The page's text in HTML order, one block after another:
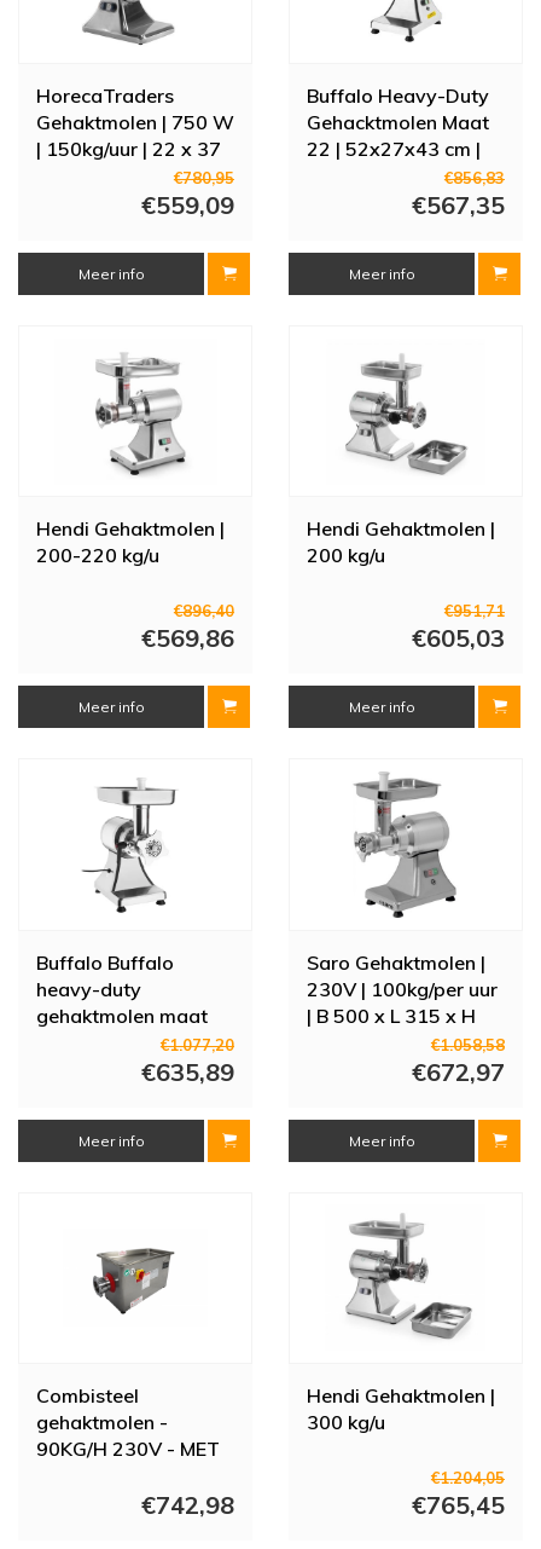
HorecaTraders
Gehaktmolen | 750 W
| 150kg/uur | 22 x 37
€780,95
€559,09
Meer info
Buffalo Heavy-Duty
Gehacktmolen Maat
22 | 52x27x43 cm |
€856,83
€567,35
Meer info
Hendi Gehaktmolen |
200-220 kg/u
€896,40
€569,86
Meer info
Hendi Gehaktmolen |
200 kg/u
€951,71
€605,03
Meer info
Buffalo Buffalo
heavy-duty
gehaktmolen maat
22 | Aluminium & RVS
€1.077,20
€635,89
Meer info
Saro Gehaktmolen |
230V | 100kg/per uur
| B 500 x L 315 x H
€1.058,58
€672,97
Meer info
Combisteel
gehaktmolen -
90KG/H 230V - MET
€742,98
Hendi Gehaktmolen |
300 kg/u
€1.204,05
€765,45